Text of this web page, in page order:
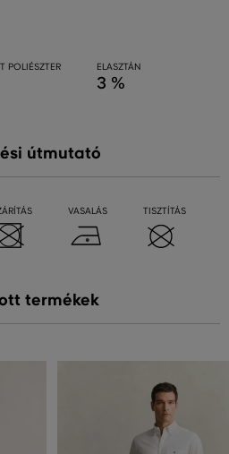
POLIÉSZTER ELASZTÁN
3 %
útmutató
VASALÁS TISZTÍTÁS
termékek